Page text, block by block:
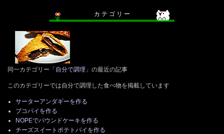
カ テ ゴ リ ー
同一カテゴリー「自分で調理 」の最近の記事
このカテゴリーでは自分で調理した食べ物を掲載しています
サーターアンダギーを作る
ブコパイを作る
NOPEでパウンドケーキを作る
チーズスイートポテトパイを作る